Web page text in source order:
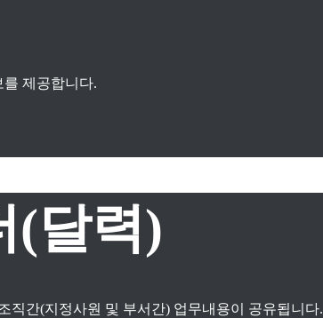
제공합니다.
(달력)
직간(지정사원 및 부서간) 업무내용이 공유됩니다.